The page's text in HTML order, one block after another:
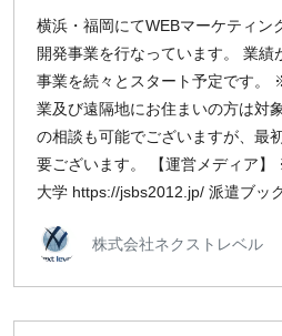
横浜・福岡にてWEBマーケティン
開発事業を行なっています。 業績
事業を続々とスタート予定です。
業及び遠隔地にお住まいの方は対
の相談も可能でございますが、最
要ございます。 【運営メディア
大学 https://jsbs2012.jp/ 派遣ブッ
株式会社ネクストレベル